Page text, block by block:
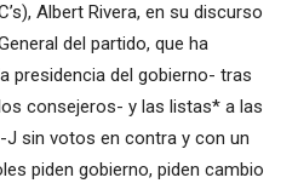
Albert Rivera, en su discurso
del partido, que ha
presidencia del gobierno- tras
consejeros- y las listas* a las
J sin votos en contra y con un
piden gobierno, piden cambio